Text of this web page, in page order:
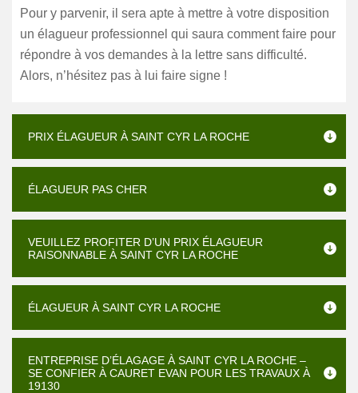
Pour y parvenir, il sera apte à mettre à votre disposition
un élagueur professionnel qui saura comment faire pour
répondre à vos demandes à la lettre sans difficulté.
Alors, n’hésitez pas à lui faire signe !
PRIX ÉLAGUEUR À SAINT CYR LA ROCHE
ÉLAGUEUR PAS CHER
VEUILLEZ PROFITER D’UN PRIX ÉLAGUEUR
RAISONNABLE À SAINT CYR LA ROCHE
ÉLAGUEUR À SAINT CYR LA ROCHE
ENTREPRISE D’ÉLAGAGE À SAINT CYR LA ROCHE –
SE CONFIER À CAURET EVAN POUR LES TRAVAUX À
19130